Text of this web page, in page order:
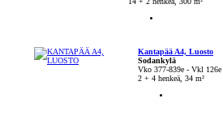
Kantapää A4, Luosto
Sodankylä
Vko 377-839e - Vkl 126e
2 + 4 henkeä, 34 m²